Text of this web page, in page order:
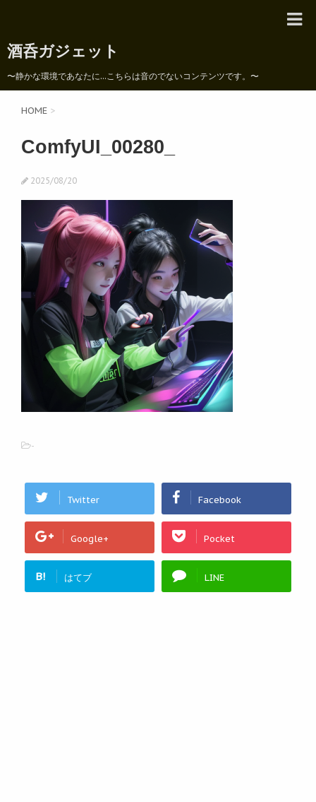
酒呑ガジェット
〜静かな環境であなたに...こちらは音のでないコンテンツです。〜
HOME >
ComfyUI_00280_
2025/08/20
-
Twitter Facebook
Google+ Pocket
B! はてブ LINE